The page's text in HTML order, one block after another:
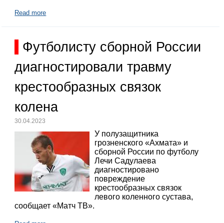
Read more
Футболисту сборной России
диагностировали травму
крестообразных связок
колена
30.04.2023
У полузащитника
грозненского «Ахмата» и
сборной России по футболу
Лечи Садулаева
диагностировано
повреждение
крестообразных связок
левого коленного сустава,
сообщает «Матч ТВ».